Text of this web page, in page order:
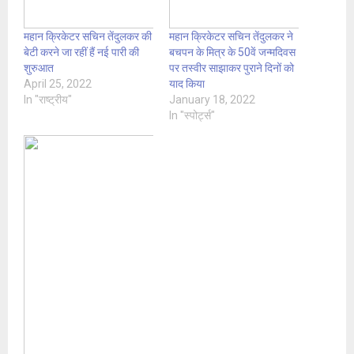
महान क्रिकेटर सचिन तेंदुलकर की
बेटी करने जा रहीं हैं नई पारी की
शुरुआत
April 25, 2022
In "राष्ट्रीय"
महान क्रिकेटर सचिन तेंदुलकर ने
बचपन के मित्र के 50वें जन्मदिवस
पर तस्वीर साझाकर पुराने दिनों को
याद किया
January 18, 2022
In "स्पोर्ट्स"